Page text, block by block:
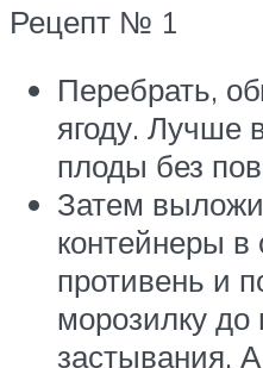
Рецепт № 1
Перебрать,
ягоду. Лучше
плоды без
Затем
контейнеры
противень и
морозилку до
застывания.